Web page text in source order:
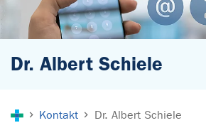
Dr. Albert Schiele
Kontakt Dr. Albert Schiele